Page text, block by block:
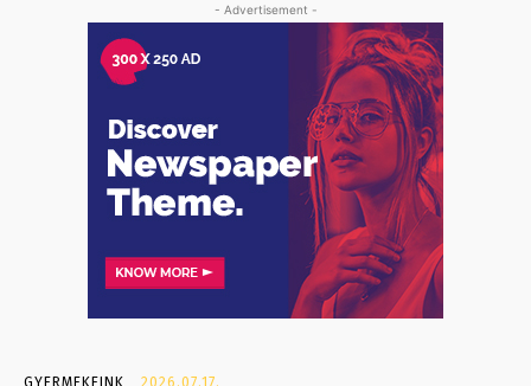
- Advertisement -
GYERMEKEINK 2026.07.17.